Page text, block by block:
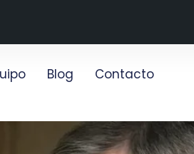
Blog Contacto